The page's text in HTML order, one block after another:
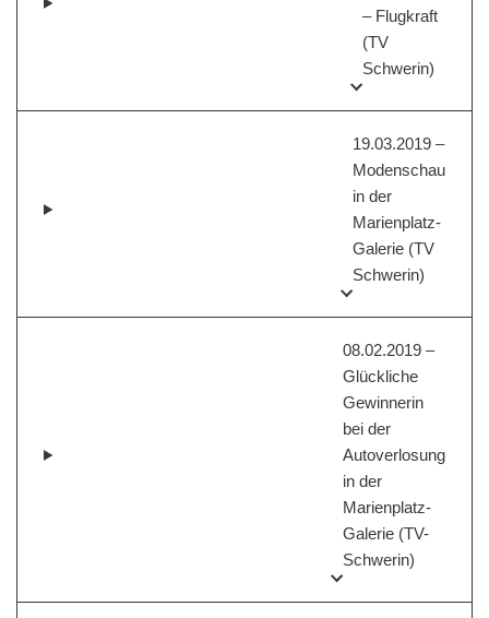
– Flugkraft
(TV
Schwerin)
19.03.2019 –
Modenschau
in der
Marienplatz-
Galerie (TV
Schwerin)
08.02.2019 –
Glückliche
Gewinnerin
bei der
Autoverlosung
in der
Marienplatz-
Galerie (TV-
Schwerin)